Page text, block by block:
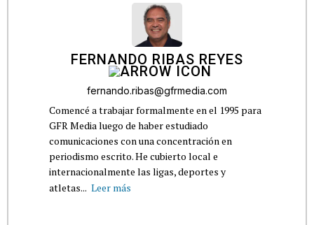
FERNANDO RIBAS REYES
fernando.ribas@gfrmedia.com
Comencé a trabajar formalmente en el 1995 para
GFR Media luego de haber estudiado
comunicaciones con una concentración en
periodismo escrito. He cubierto local e
internacionalmente las ligas, deportes y
atletas... Leer más